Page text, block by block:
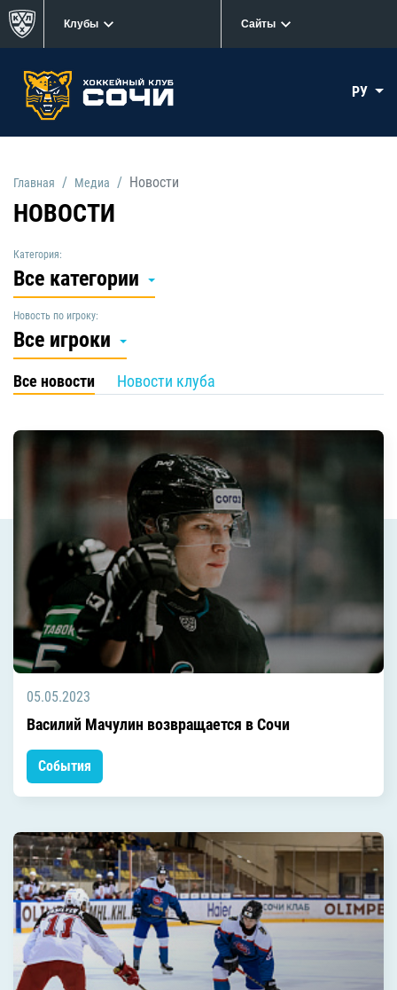
Клубы Сайты
РУ
Главная Медиа Новости
НОВОСТИ
Категория:
Все категории
Новость по игроку:
Все игроки
Все новости Новости клуба
05.05.2023
Василий Мачулин возвращается в Сочи
События